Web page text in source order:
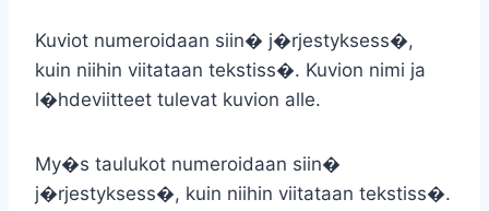
Kuviot numeroidaan siin� j�rjestyksess�,
kuin niihin viitataan tekstiss�. Kuvion nimi ja
l�hdeviitteet tulevat kuvion alle.
My�s taulukot numeroidaan siin�
j�rjestyksess�, kuin niihin viitataan tekstiss�.